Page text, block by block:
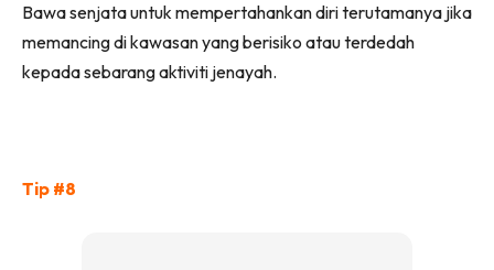
Bawa senjata untuk mempertahankan diri terutamanya jika
memancing di kawasan yang berisiko atau terdedah
kepada sebarang aktiviti jenayah.
Tip #8